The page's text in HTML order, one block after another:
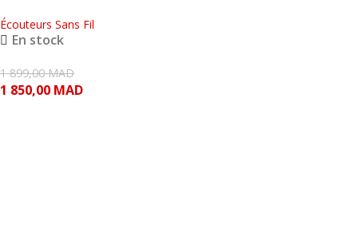
Écouteurs Sans Fil
En stock
1 899,00MAD
1 850,00 MAD